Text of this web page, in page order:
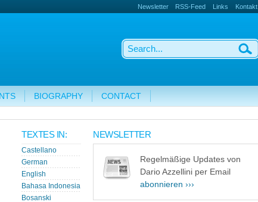
Newsletter RSS-Feed Links Kontakt
BIOGRAPHY CONTACT
TEXTES IN:
Castellano
German
English
Bahasa Indonesia
Bosanski
NEWSLETTER
Regelmäßige Updates von
Dario Azzellini per Email
abonnieren ›››